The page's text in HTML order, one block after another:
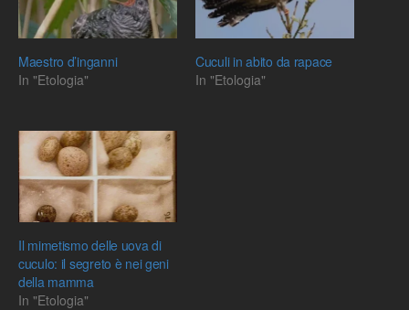
Maestro d’inganni
In "Etologia"
Cuculi in abito da rapace
In "Etologia"
Il mimetismo delle uova di
cuculo: il segreto è nei geni
della mamma
In "Etologia"